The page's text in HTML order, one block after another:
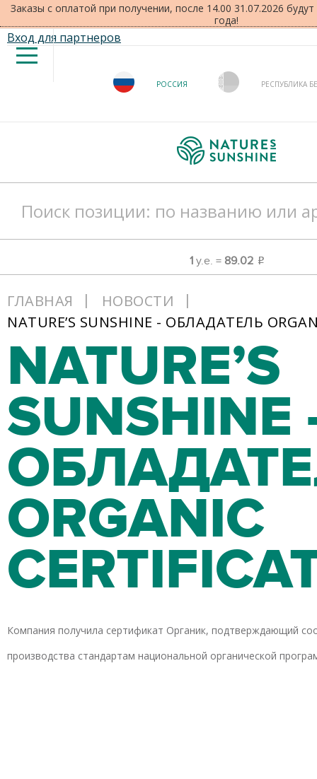
Заказы с оплатой при получении, после 14.00 31.07.2026
года!
Вход для партнеров
РОССИЯ РЕСПУБЛИКА
1у.е. = 89.02 o
ГЛАВНАЯ
НОВОСТИ
NATURE’S SUNSHINE - ОБЛАДАТЕЛЬ
NATURE’S
SUNSHINE
ORGANIC
Компания получила сертификат Органик, подтверждающий
производства стандартам национальной органической